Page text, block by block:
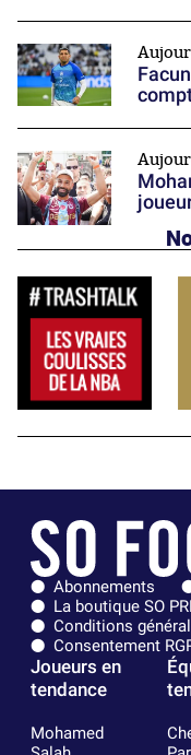
Abonnements
La boutique SO
Conditions
Consentement
Joueurs en
tendance
Mohamed